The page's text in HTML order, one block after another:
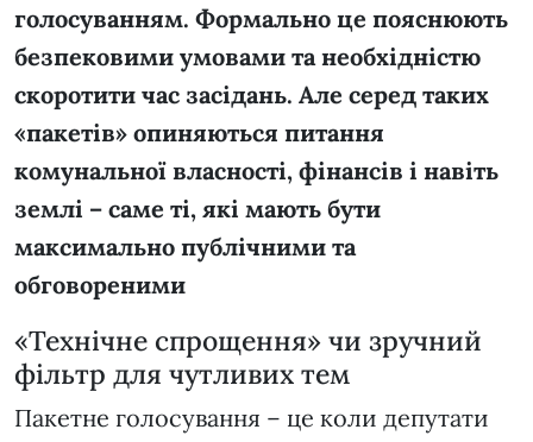
голосуванням. Формально це пояснюють
безпековими умовами та необхідністю
скоротити час засідань. Але серед таких
«пакетів» опиняються питання
комунальної власності, фінансів і навіть
землі – саме ті, які мають бути
максимально публічними та
обговореними
«Технічне спрощення» чи зручний
фільтр для чутливих тем
Пакетне голосування – це коли депутати